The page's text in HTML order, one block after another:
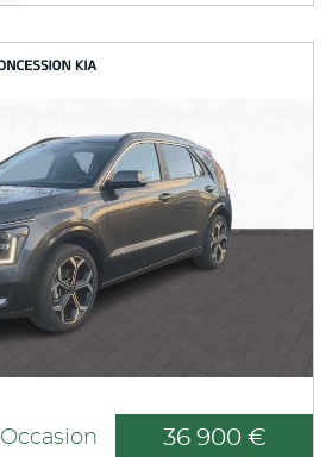
Occasion 36 900 €